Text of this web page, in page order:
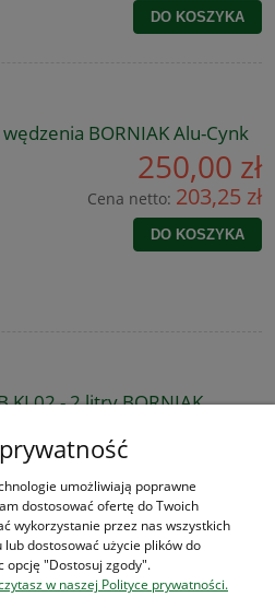
DO KOSZYKA
BORNIAK Alu-Cynk
250,00 zł
Cena netto: 203,25 zł
DO KOSZYKA
KL02 - 2 litry BORNIAK
DO KOSZYKA
umożliwiają poprawne
dostosować ofertę do Twoich
wykorzystanie przez nas wszystkich
dostosować użycie plików do
opcję "Dostosuj zgody".
w naszej Polityce prywatności.